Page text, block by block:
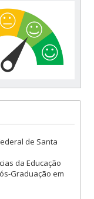
de Santa
da Educação
Graduação em